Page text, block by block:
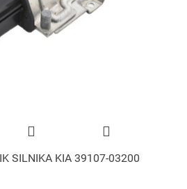
SILNIKA KIA 39107-03200